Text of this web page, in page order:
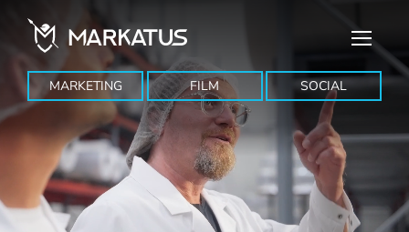
MARKETING FILM SOCIAL